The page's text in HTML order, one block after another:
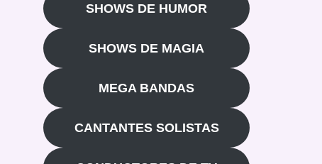
SHOWS DE HUMOR
SHOWS DE MAGIA
MEGA BANDAS
CANTANTES SOLISTAS